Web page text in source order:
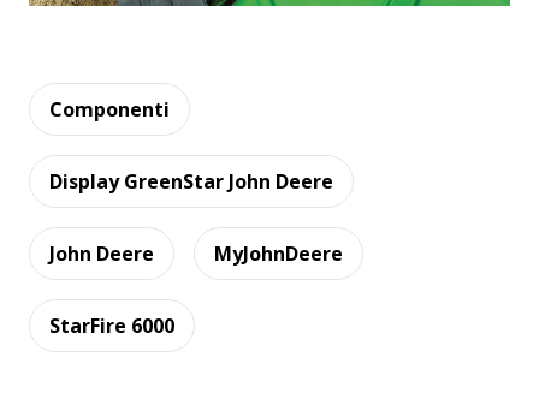
Componenti
Display GreenStar John Deere
John Deere MyJohnDeere
StarFire 6000